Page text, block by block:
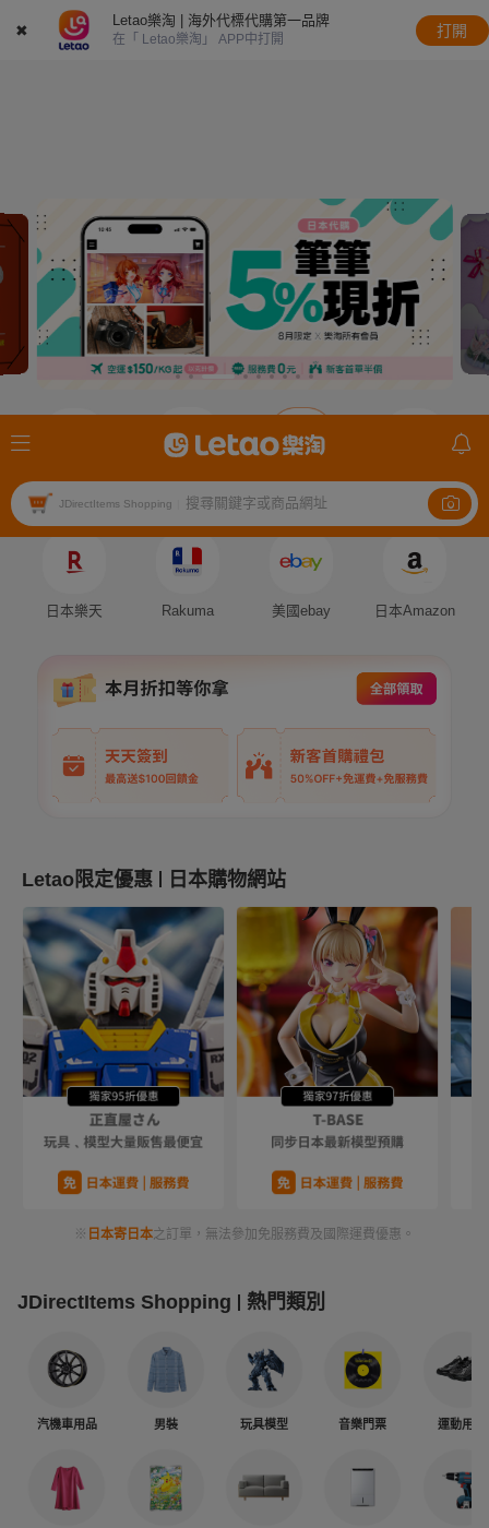
✖
Letao樂淘 | 海外代標代購第一品牌
在「 Letao樂淘」 APP中打開
打開
JDirectItems Shopping 搜尋關鍵字或商品網址
Auction
Fleamarket
Shopping
mercari
日本樂天 Rakuma 美國ebay 日本Amazon
Letao限定優惠 日本購物網站
※ 日本寄日本之訂單，無法參加免服務費及國際運費優惠。
JDirectItems Shopping 熱門類別
汽機車用品 男裝 玩具模型 音樂門票 運動用品